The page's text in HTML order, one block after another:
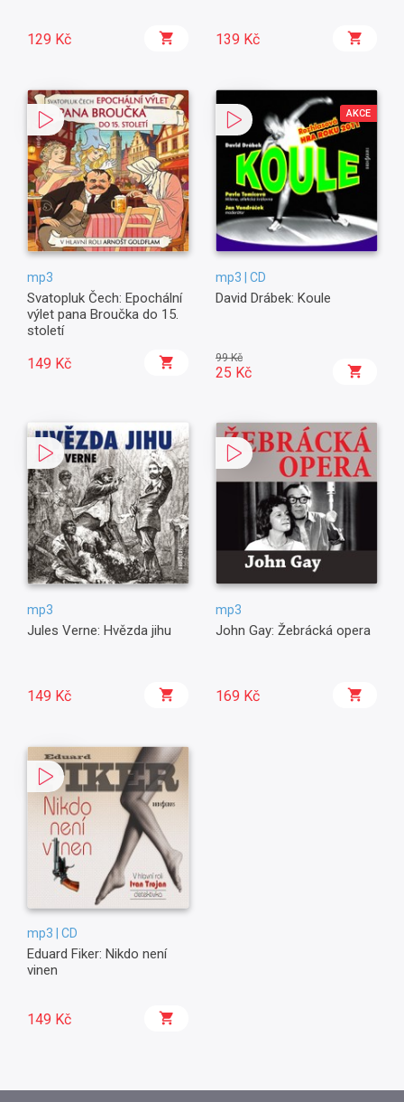
129 Kč 139 Kč
mp3
Svatopluk Čech: Epochální
výlet pana Broučka do 15.
století
149 Kč
AKCE
mp3 | CD
David Drábek: Koule
99 Kč
25 Kč
mp3
Jules Verne: Hvězda jihu
149 Kč
mp3
John Gay: Žebrácká opera
169 Kč
mp3 | CD
Eduard Fiker: Nikdo není
vinen
149 Kč